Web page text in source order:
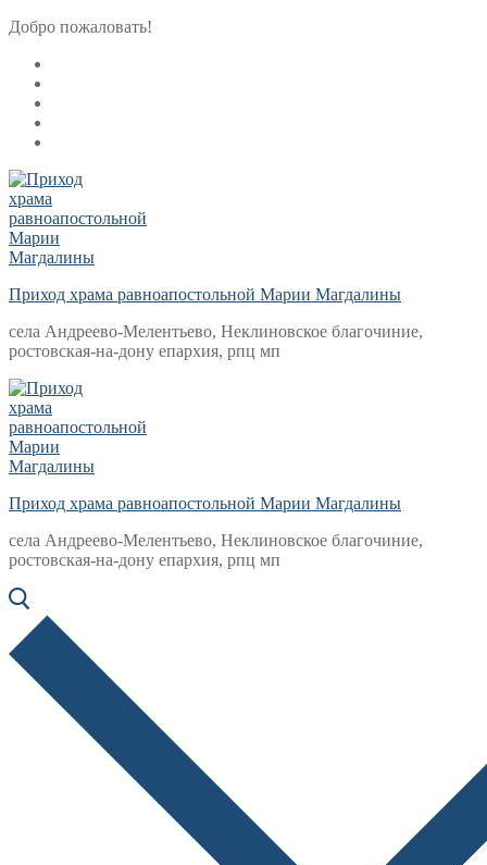
Перейти
содержимому
Меню
Закрыть
Добро пожаловать!
Приход храма равноапостольной Марии Магдалины
села Андреево-Мелентьево, Неклиновское благочиние,
ростовская-на-дону епархия, рпц мп
Приход храма равноапостольной Марии Магдалины
села Андреево-Мелентьево, Неклиновское благочиние,
ростовская-на-дону епархия, рпц мп